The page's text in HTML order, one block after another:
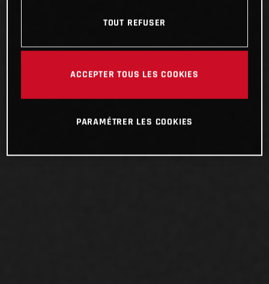
TOUT REFUSER
ACCEPTER TOUS LES COOKIES
PARAMÉTRER LES COOKIES